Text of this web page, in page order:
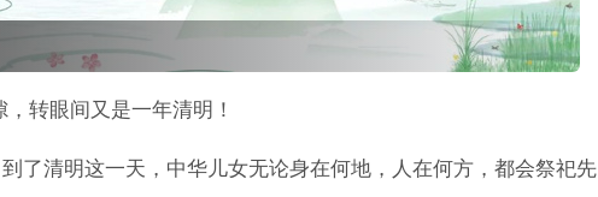
转眼间又是一年清明！
了清明这一天，中华儿女无论身在何地，人在何方，都会祭祀先